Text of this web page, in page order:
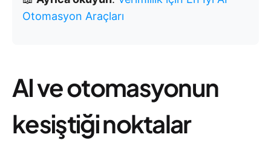
Otomasyon Araçları
AI ve otomasyonun
kesiştiği noktalar